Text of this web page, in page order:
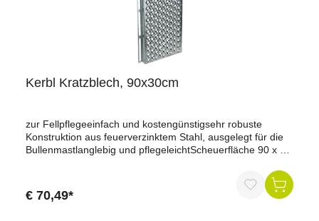
Kerbl Kratzblech, 90x30cm
zur Fellpflegeeinfach und kostengünstigsehr robuste
Konstruktion aus feuerverzinktem Stahl, ausgelegt für die
Bullenmastlanglebig und pflegeleichtScheuerfläche 90 x 30
Wändenhöhenverstellbare und flexible Montage dank der
integrierten LanglöcherMontageset für Aufstallung optional
erhältlichgeeignet für Initiative Tierwohl RindermastBreite:
€ 70,49*